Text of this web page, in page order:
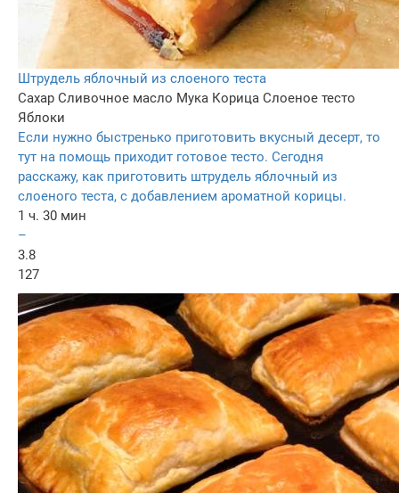
Штрудель яблочный из слоеного теста
Сахар Сливочное масло Мука Корица Слоеное тесто
Яблоки
Если нужно быстренько приготовить вкусный десерт, то
тут на помощь приходит готовое тесто. Сегодня
расскажу, как приготовить штрудель яблочный из
слоеного теста, с добавлением ароматной корицы.
1 ч. 30 мин
–
3.8
127